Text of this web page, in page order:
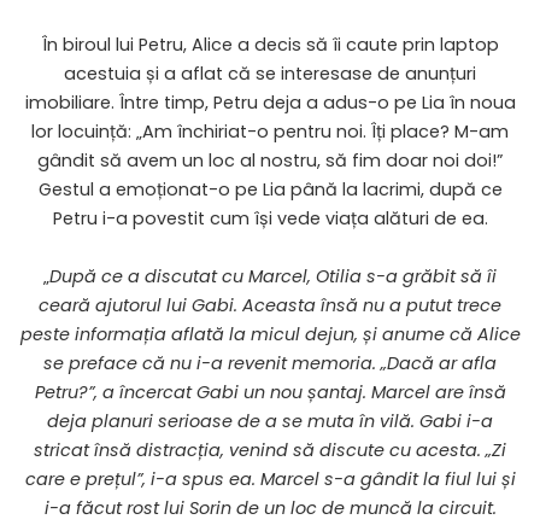
În biroul lui Petru, Alice a decis să îi caute prin laptop
acestuia și a aflat că se interesase de anunțuri
imobiliare. Între timp, Petru deja a adus-o pe Lia în noua
lor locuință: „Am închiriat-o pentru noi. Îți place? M-am
gândit să avem un loc al nostru, să fim doar noi doi!”
Gestul a emoționat-o pe Lia până la lacrimi, după ce
Petru i-a povestit cum își vede viața alături de ea.
„După ce a discutat cu Marcel, Otilia s-a grăbit să îi
ceară ajutorul lui Gabi. Aceasta însă nu a putut trece
peste informația aflată la micul dejun, și anume că Alice
se preface că nu i-a revenit memoria. „Dacă ar afla
Petru?”, a încercat Gabi un nou șantaj. Marcel are însă
deja planuri serioase de a se muta în vilă. Gabi i-a
stricat însă distracția, venind să discute cu acesta. „Zi
care e prețul”, i-a spus ea. Marcel s-a gândit la fiul lui și
i-a făcut rost lui Sorin de un loc de muncă la circuit.